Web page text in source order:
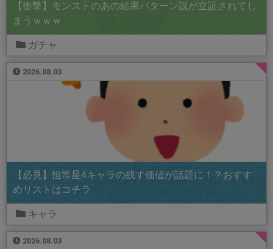
【衝撃】モンストのあの結果パターン説が立証されてし
まうｗｗｗ
ガチャ
2026.08.03
【必見】恒常星4キャラの残す価値が話題に！？おすす
めリストはコチラ
キャラ
2026.08.03